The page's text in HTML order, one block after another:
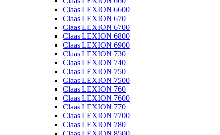
Claas LEXION 6600
Claas LEXION 670
Claas LEXION 6700
Claas LEXION 6800
Claas LEXION 6900
Claas LEXION 730
Claas LEXION 740
Claas LEXION 750
Claas LEXION 7500
Claas LEXION 760
Claas LEXION 7600
Claas LEXION 770
Claas LEXION 7700
Claas LEXION 780
Claas LEXION 8500